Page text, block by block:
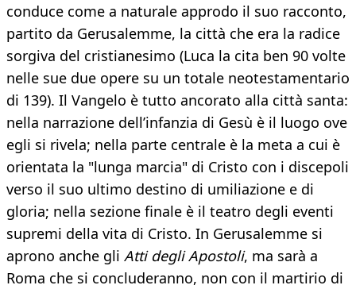
conduce come a naturale approdo il suo racconto,
partito da Gerusalemme, la città che era la radice
sorgiva del cristianesimo (Luca la cita ben 90 volte
nelle sue due opere su un totale neotestamentario
di 139). Il Vangelo è tutto ancorato alla città santa:
nella narrazione dell’infanzia di Gesù è il luogo ove
egli si rivela; nella parte centrale è la meta a cui è
orientata la "lunga marcia" di Cristo con i discepoli
verso il suo ultimo destino di umiliazione e di
gloria; nella sezione finale è il teatro degli eventi
supremi della vita di Cristo. In Gerusalemme si
aprono anche gli Atti degli Apostoli, ma sarà a
Roma che si concluderanno, non con il martirio di